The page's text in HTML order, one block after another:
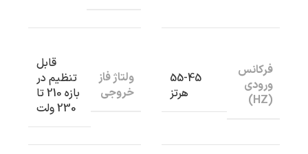
فرکانس
ورودی
(HZ)
55-45
هرتز
ولتاژ فاز
خروجی
قابل
تنظیم در
بازه 210 تا
230 ولت